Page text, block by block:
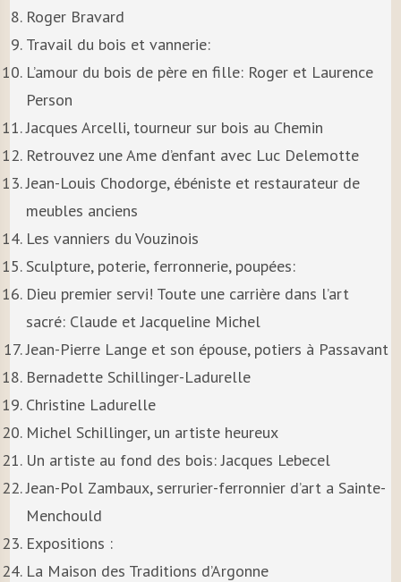
Roger Bravard
Travail du bois et vannerie:
L’amour du bois de père en fille: Roger et Laurence
Person
Jacques Arcelli, tourneur sur bois au Chemin
Retrouvez une Ame d’enfant avec Luc Delemotte
Jean-Louis Chodorge, ébéniste et restaurateur de
meubles anciens
Les vanniers du Vouzinois
Sculpture, poterie, ferronnerie, poupées:
Dieu premier servi! Toute une carrière dans l’art
sacré: Claude et Jacqueline Michel
Jean-Pierre Lange et son épouse, potiers à Passavant
Bernadette Schillinger-Ladurelle
Christine Ladurelle
Michel Schillinger, un artiste heureux
Un artiste au fond des bois: Jacques Lebecel
Jean-Pol Zambaux, serrurier-ferronnier d’art a Sainte-
Menchould
Expositions :
La Maison des Traditions d’Argonne